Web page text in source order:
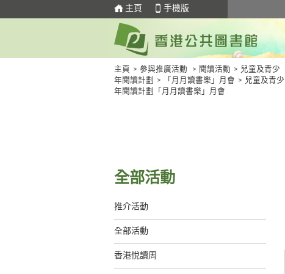
主頁 手機版
主頁 > 參與推廣活動 > 閱讀活動 > 兒童及青少
年閱讀計劃
> 「月月讀書樂」月會 > 兒童及青少
年閱讀計劃「月月讀書樂」月會
全部活動
推介活動
全部活動
香港悅讀周